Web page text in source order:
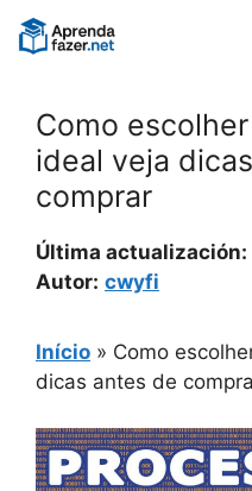
Pular
para
Como
ideal veja
comprar
Última actualización:
Autor: cwyfi
Início » Como
dicas antes de